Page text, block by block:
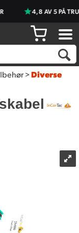
4,8 AV 5 PÅ
>Diverse